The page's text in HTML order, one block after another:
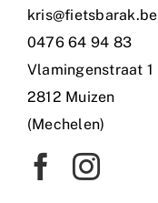
kris@fietsbarak.be
0476 64 94 83
Vlamingenstraat 1
2812 Muizen
(Mechelen)